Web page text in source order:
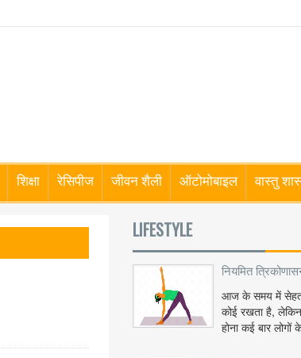
शिक्षा रेसिपीज जीवन शैली ऑटोमोबाइल वास्तु
LIFESTYLE
नियमित
आज के समय में
कोई रखता है,
होना कई बार लोगों